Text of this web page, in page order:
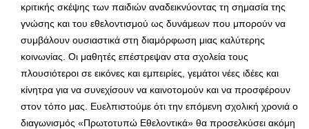
κριτικής σκέψης των παιδιών αναδεικνύοντας τη σημασία της
γνώσης και του εθελοντισμού ως δυνάμεων που μπορούν να
συμβάλουν ουσιαστικά στη διαμόρφωση μιας καλύτερης
κοινωνίας. Οι μαθητές επέστρεψαν στα σχολεία τους
πλουσιότεροι σε εικόνες και εμπειρίες, γεμάτοι νέες ιδέες και
κίνητρα για να συνεχίσουν να καινοτομούν και να προσφέρουν
στον τόπο μας. Ευελπιστούμε ότι την επόμενη σχολική χρονιά ο
διαγωνισμός «Πρωτοτυπώ Εθελοντικά» θα προσελκύσει ακόμη